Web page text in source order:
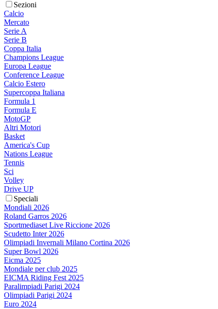
Sezioni
Calcio
Mercato
Serie A
Serie B
Coppa Italia
Champions League
Europa League
Conference League
Calcio Estero
Supercoppa Italiana
Formula 1
Formula E
MotoGP
Altri Motori
Basket
America's Cup
Nations League
Tennis
Sci
Volley
Drive UP
Speciali
Mondiali 2026
Roland Garros 2026
Sportmediaset Live Riccione 2026
Scudetto Inter 2026
Olimpiadi Invernali Milano Cortina 2026
Super Bowl 2026
Eicma 2025
Mondiale per club 2025
EICMA Riding Fest 2025
Paralimpiadi Parigi 2024
Olimpiadi Parigi 2024
Euro 2024